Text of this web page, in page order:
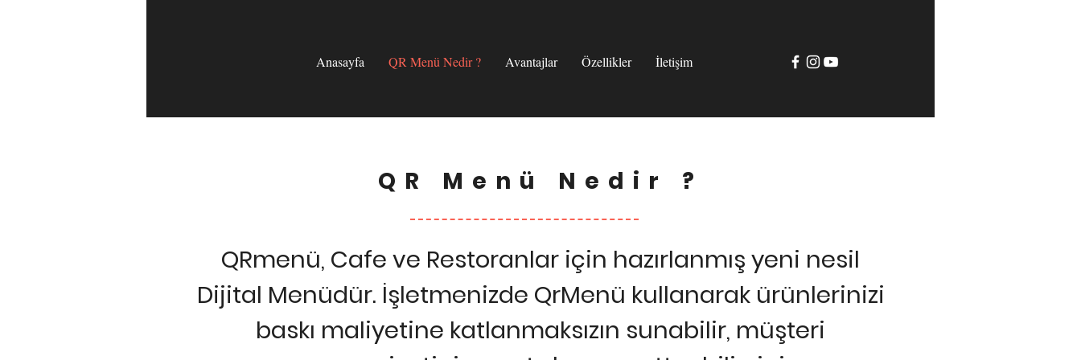
Anasayfa QR Menü Nedir ? Avantajlar Özellikler İletişim
QR Menü Nedir ?
QRmenü, Cafe ve Restoranlar için hazırlanmış yeni nesil
Dijital Menüdür. İşletmenizde QrMenü kullanarak ürünlerinizi
baskı maliyetine katlanmaksızın sunabilir, müşteri